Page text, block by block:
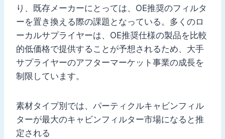
り、既存メーカーにとっては、OE推奨のフィルタ
ーを置き換える際の課題となっている。多くのロ
ーカルサプライヤーは、OE推奨仕様の製品を比較
的低価格で提供することが予想されるため、大手
サプライヤーのアフターマーケット事業の成長を
制限しています。
素材タイプ別では、パーティクルキャビンフィル
ターが最大のキャビンフィルター市場になると推
定される